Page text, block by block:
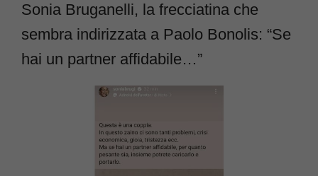
Sonia Bruganelli, la frecciatina che
sembra indirizzata a Paolo Bonolis: “Se
hai un partner affidabile…”